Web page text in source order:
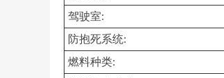
驾驶室:
防抱死系统:
燃料种类: